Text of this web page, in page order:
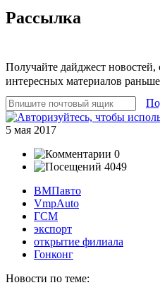
Рассылка
Получайте дайджест
интересных материалов
5 мая 2017
0
4049
ВМПавто
VmpAuto
ГСМ
экспорт
открытие филиала
Гонконг
Новости по теме: